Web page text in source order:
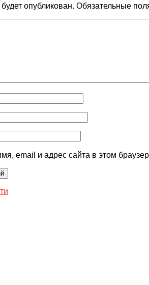
опубликован. Обязательные
email и адрес сайта в этом